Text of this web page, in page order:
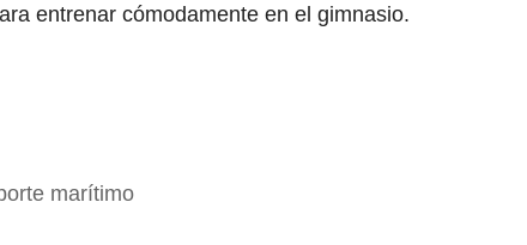
entrenar cómodamente en el gimnasio.
marítimo